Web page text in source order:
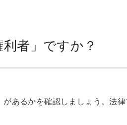
者」ですか？
あるかを確認しましょう。法